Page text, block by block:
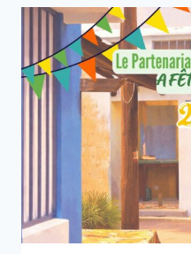
MICRO-
PROJETS
PORTÉS
PAR
DES
JEUNES
DÉCOUVRIR